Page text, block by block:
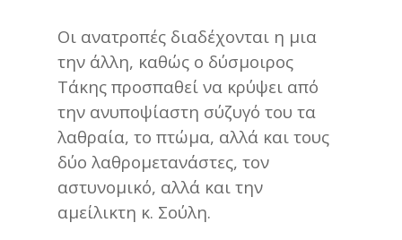
Οι ανατροπές διαδέχονται η μια
την άλλη, καθώς ο δύσμοιρος
Τάκης προσπαθεί να κρύψει από
την ανυποψίαστη σύζυγό του τα
λαθραία, το πτώμα, αλλά και τους
δύο λαθρομετανάστες, τον
αστυνομικό, αλλά και την
αμείλικτη κ. Σούλη.